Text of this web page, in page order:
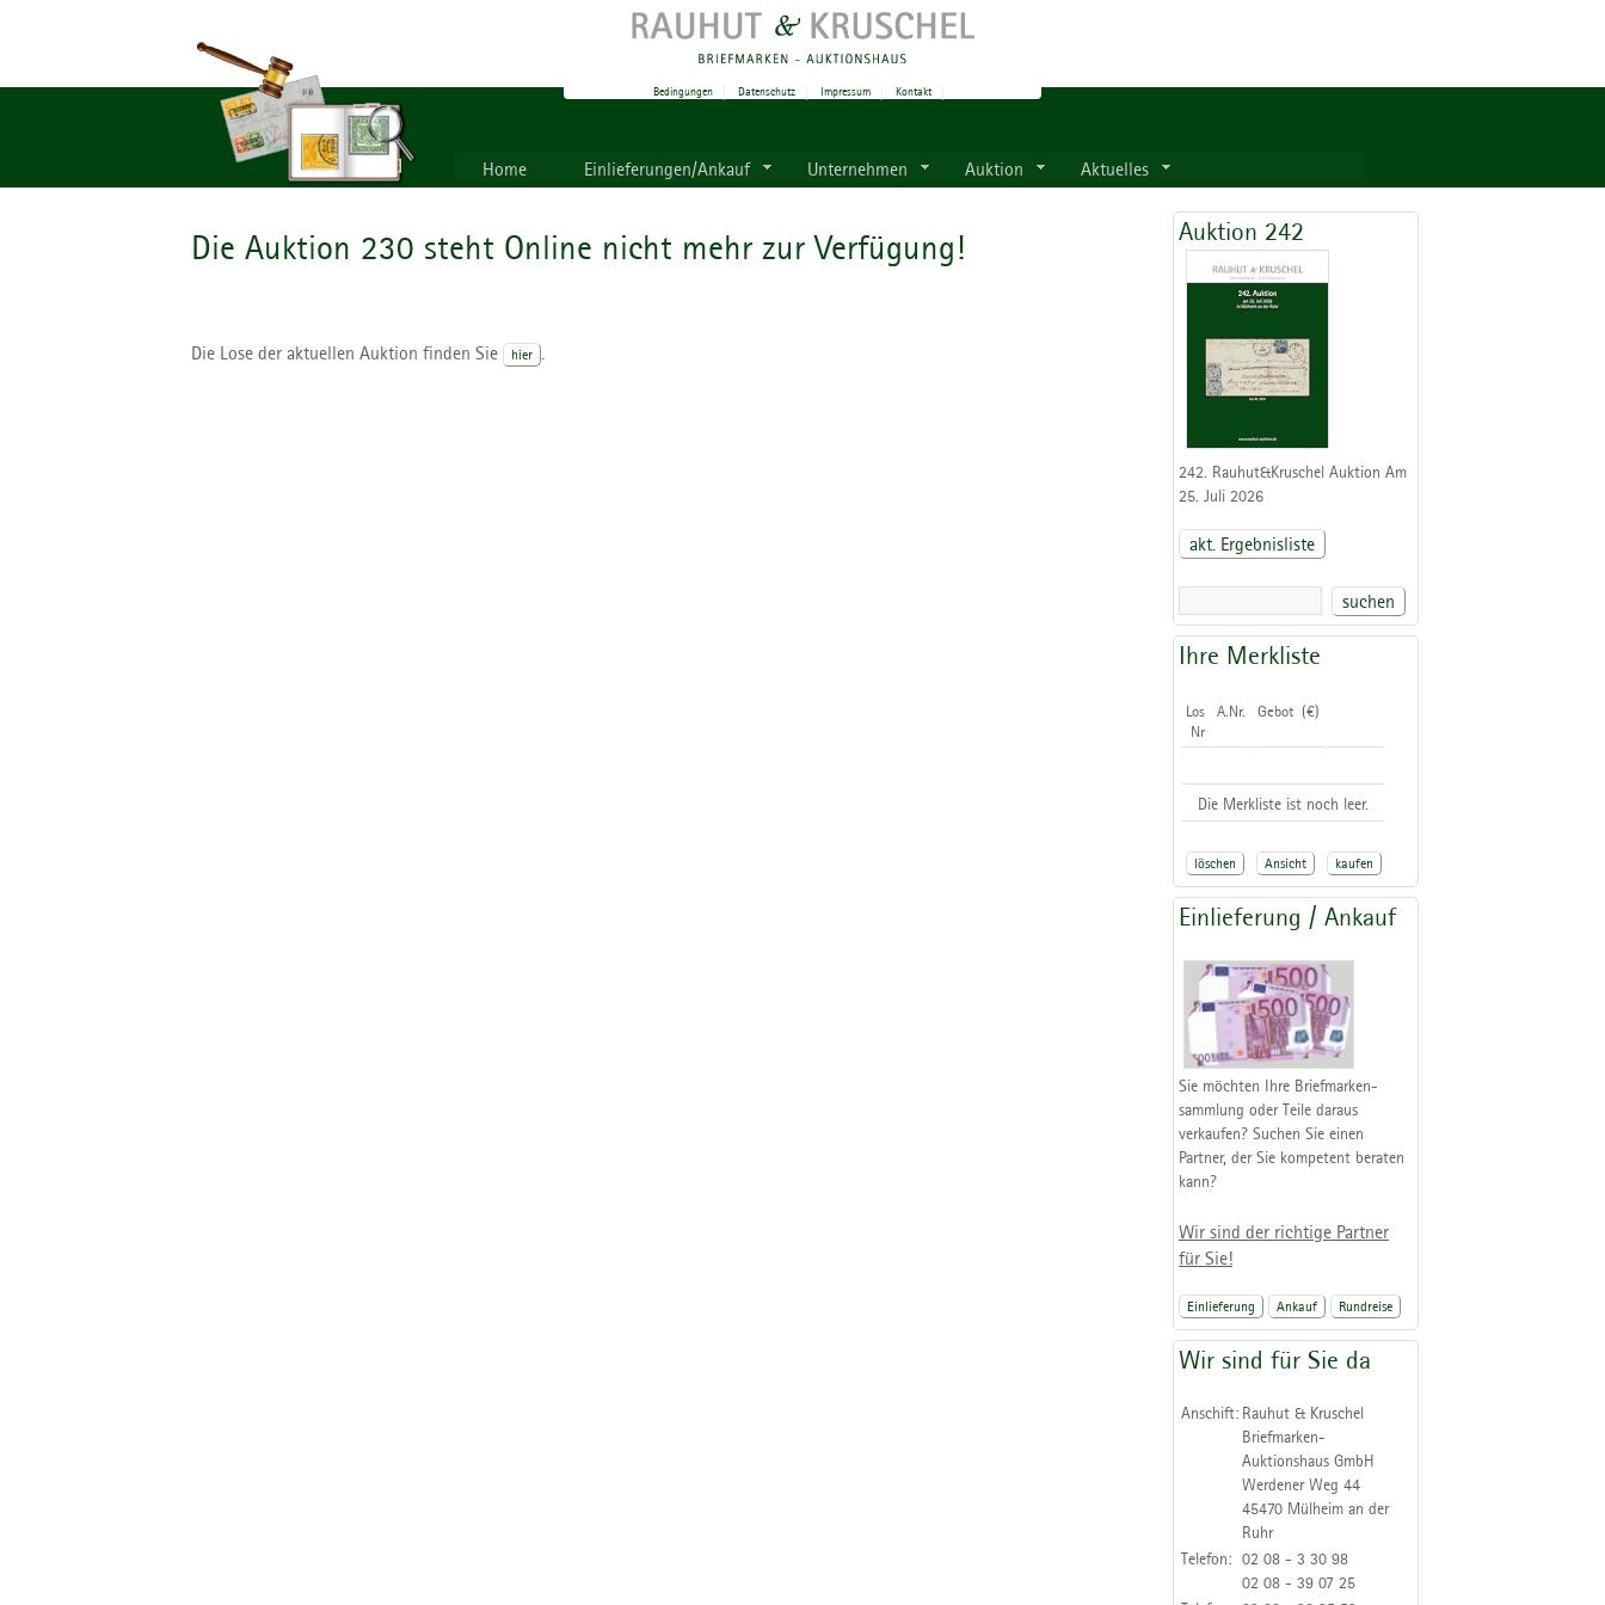
Bedingungen| Datenschutz| Impressum| Kontakt|
Home Einlieferungen/Ankauf Unternehmen Auktion Aktuelles
Die Auktion 230 steht Online nicht mehr zur Verfügung!
Die Lose der aktuellen Auktion finden Sie hier
Auktion 242
242. Rauhut&Kruschel Auktion Am
25. Juli 2026
akt. Ergebnisliste
suchen
Ihre Merkliste
Los
Nr
A.Nr. Gebot (€)
Die Merkliste ist noch leer.
löschen Ansicht kaufen
Einlieferung / Ankauf
Sie möchten Ihre Briefmarken-
sammlung oder Teile daraus
verkaufen? Suchen Sie einen
Partner, der Sie kompetent beraten
kann?
Wir sind der richtige Partner
für Sie!
Einlieferung Ankauf Rundreise
Wir sind für Sie da
Anschift: Rauhut & Kruschel
Briefmarken-
Auktionshaus GmbH
Werdener Weg 44
45470 Mülheim an der
Ruhr
Telefon: 02 08 - 3 30 98
02 08 - 39 07 25